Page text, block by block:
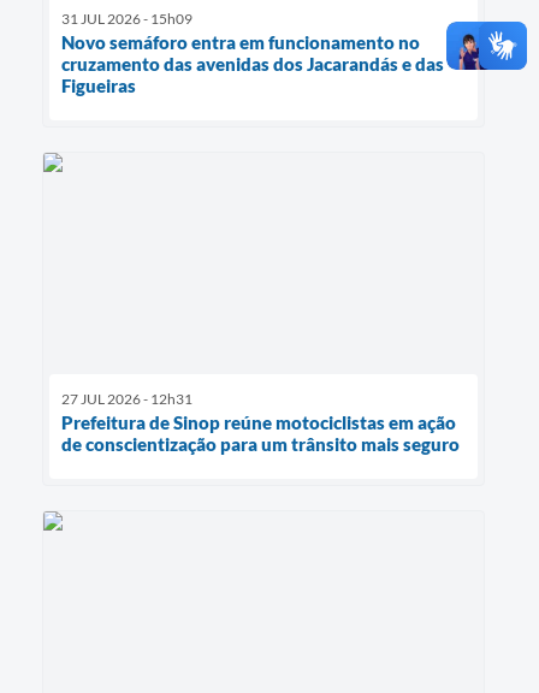
31 JUL 2026 - 15h09
Novo semáforo entra em funcionamento no
cruzamento das avenidas dos Jacarandás e das
Figueiras
27 JUL 2026 - 12h31
Prefeitura de Sinop reúne motociclistas em ação
de conscientização para um trânsito mais seguro